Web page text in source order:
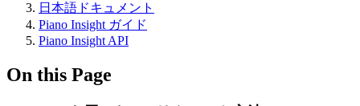
日本語ドキュメント
Piano Insight ガイド
Piano Insight API
On this Page